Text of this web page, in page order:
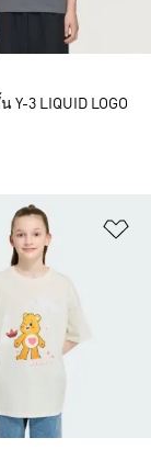
3 LIQUID LOGO
รสินค้าโปรด